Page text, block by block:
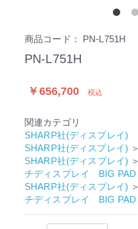
商品コード： PN-L751H
PN-L751H
￥656,700 税込
関連カテゴリ
SHARP社(ディスプレイ)
SHARP社(ディスプレイ) ＞
SHARP社(ディスプレイ) ＞
チディスプレイ BIG PAD
SHARP社(ディスプレイ) ＞
チディスプレイ BIG PAD